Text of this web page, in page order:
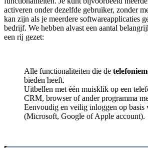
activeren onder dezelfde gebruiker, zonder
kan zijn als je meerdere softwareapplicaties
bedrijf. We hebben alvast een aantal
een rij gezet:
Alle functionaliteiten die de
bieden heeft.
Uitbellen met één muisklik op een
CRM, browser of ander programma
Eenvoudig en veilig inloggen op basis
(Microsoft, Google of Apple account).